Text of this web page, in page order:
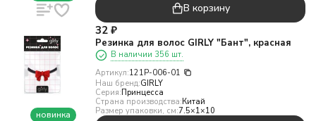
В корзину
новинка
32 ₽
Резинка для волос GIRLY "Бант", красная
В наличии 356 шт.
Артикул:121P-006-01
Наш бренд:GIRLY
Серия:Принцесса
Страна производства:Китай
Размер упаковки, см:7.5×1×10